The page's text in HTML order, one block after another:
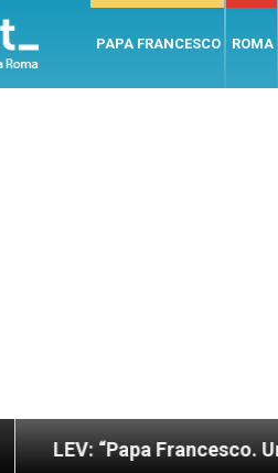
PAPA FRANCESCO ROMA
Francesco. Un uomo